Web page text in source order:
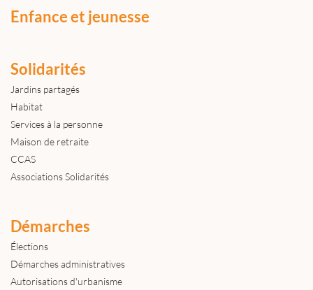
Enfance et jeunesse
Solidarités
Jardins partagés
Habitat
Services à la personne
Maison de retraite
CCAS
Associations Solidarités
Démarches
Élections
Démarches administratives
Autorisations d'urbanisme